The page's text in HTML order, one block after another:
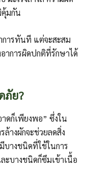
คุ้มกัน
การทันที แต่จะสะสม
อาการผิดปกติที่รักษาได้
ภัย?
ดก็เพียงพอ” ซึ่งใน
างผักจะช่วยลดสิ่ง
บางชนิดที่ใช้ในการ
บางชนิดก็ซึมเข้าเนื้อ